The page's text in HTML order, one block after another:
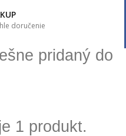
doručenie
pridaný do
1 produkt.